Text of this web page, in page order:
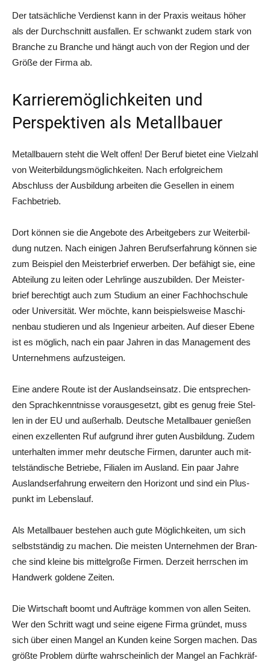
Der tat­säch­li­che Ver­dienst kann in der Pra­xis weit­aus höher
als der Durch­schnitt aus­fal­len. Er schwankt zudem stark von
Bran­che zu Bran­che und hängt auch von der Regi­on und der
Grö­ße der Fir­ma ab.
Karrieremöglichkeiten und
Perspektiven als Metallbauer
Metall­bau­ern steht die Welt offen! Der Beruf bie­tet eine Viel­zahl
von Wei­ter­bil­dungs­mög­lich­kei­ten. Nach erfolg­rei­chem
Abschluss der Aus­bil­dung arbei­ten die Gesel­len in einem
Fachbetrieb.
Dort kön­nen sie die Ange­bo­te des Arbeit­ge­bers zur Wei­ter­bil­
dung nut­zen. Nach eini­gen Jah­ren Berufs­er­fah­rung kön­nen sie
zum Bei­spiel den Meis­ter­brief erwer­ben. Der befä­higt sie, eine
Abtei­lung zu lei­ten oder Lehr­lin­ge aus­zu­bil­den. Der Meis­ter­
brief berech­tigt auch zum Stu­di­um an einer Fach­hoch­schu­le
oder Uni­ver­si­tät. Wer möch­te, kann bei­spiels­wei­se Maschi­
nen­bau stu­die­ren und als Inge­nieur arbei­ten. Auf die­ser Ebe­ne
ist es mög­lich, nach ein paar Jah­ren in das Manage­ment des
Unter­neh­mens aufzusteigen.
Eine ande­re Rou­te ist der Aus­lands­ein­satz. Die ent­spre­chen­
den Sprach­kennt­nis­se vor­aus­ge­setzt, gibt es genug freie Stel­
len in der EU und außer­halb. Deut­sche Metall­bau­er genie­ßen
einen exzel­len­ten Ruf auf­grund ihrer guten Aus­bil­dung. Zudem
unter­hal­ten immer mehr deut­sche Fir­men, dar­un­ter auch mit­
tel­stän­di­sche Betrie­be, Filia­len im Aus­land. Ein paar Jah­re
Aus­lands­er­fah­rung erwei­tern den Hori­zont und sind ein Plus­
punkt im Lebenslauf.
Als Metall­bau­er bestehen auch gute Mög­lich­kei­ten, um sich
selbst­stän­dig zu machen. Die meis­ten Unter­neh­men der Bran­
che sind klei­ne bis mit­tel­gro­ße Fir­men. Der­zeit herr­schen im
Hand­werk gol­de­ne Zeiten.
Die Wirt­schaft boomt und Auf­trä­ge kom­men von allen Sei­ten.
Wer den Schritt wagt und sei­ne eige­ne Fir­ma grün­det, muss
sich über einen Man­gel an Kun­den kei­ne Sor­gen machen. Das
größ­te Pro­blem dürf­te wahr­schein­lich der Man­gel an Fach­kräf­